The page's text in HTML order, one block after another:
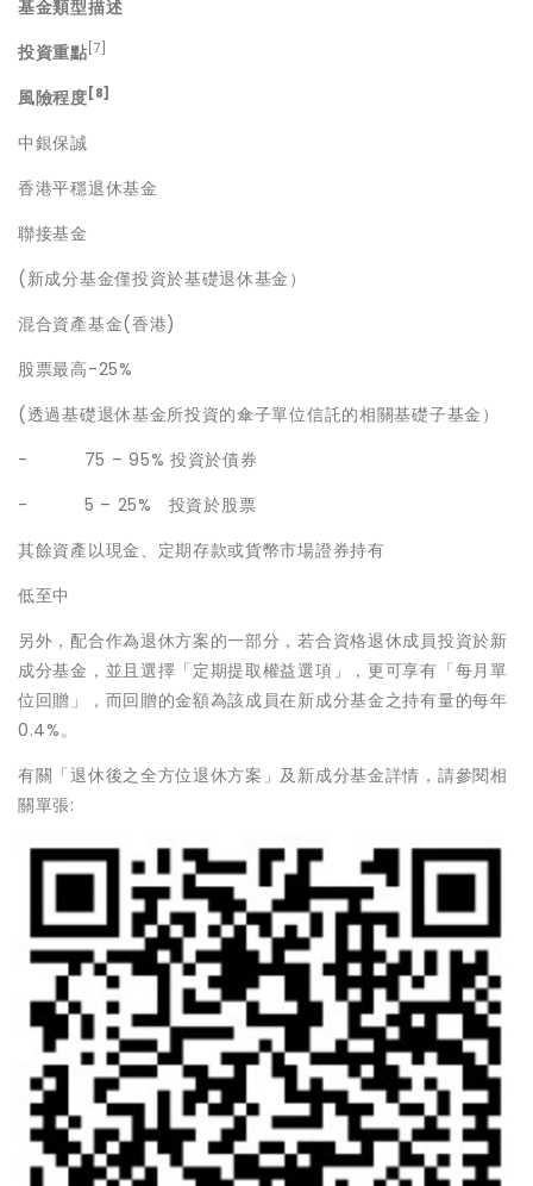
基金類型描述
投資重點 [7]
風險程度 [8]
中銀保誠
香港平穩退休基金
聯接基金
(新成分基金僅投資於基礎退休基金）
混合資產基金(香港)
股票最高-25%
(透過基礎退休基金所投資的傘子單位信託的相關基礎子基金）
- 75 – 95% 投資於債券
- 5 – 25% 投資於股票
其餘資產以現金、定期存款或貨幣市場證券持有
低至中
另外，配合作為退休方案的一部分，若合資格退休成員投資於新
成分基金，並且選擇「定期提取權益選項」，更可享有「每月單
位回贈」，而回贈的金額為該成員在新成分基金之持有量的每年
0.4%。
有關「退休後之全方位退休方案」及新成分基金詳情，請參閱相
關單張: